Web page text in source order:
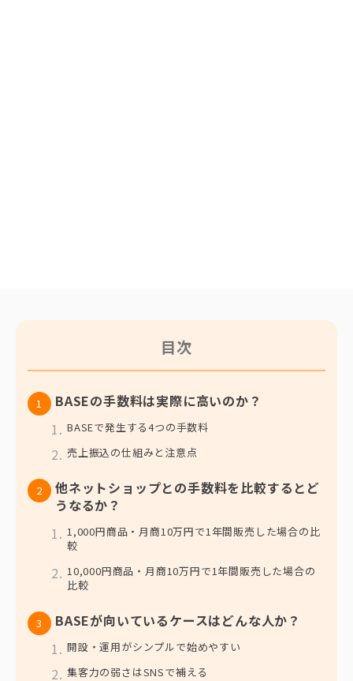
目次
BASEの手数料は実際に高いのか？
BASEで発生する4つの手数料
売上振込の仕組みと注意点
他ネットショップとの手数料を比較するとど
うなるか？
1,000円商品・月商10万円で1年間販売した場合の比
較
10,000円商品・月商10万円で1年間販売した場合の
比較
BASEが向いているケースはどんな人か？
開設・運用がシンプルで始めやすい
集客力の弱さはSNSで補える